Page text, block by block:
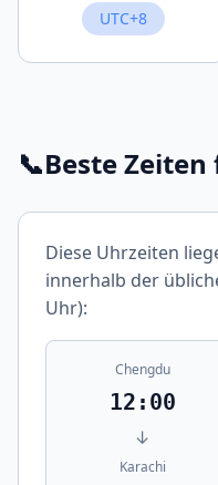
UTC+8
📞Beste
Diese Uhrzeiten
innerhalb der
Uhr):
Chengdu
12:00
↓
Karachi